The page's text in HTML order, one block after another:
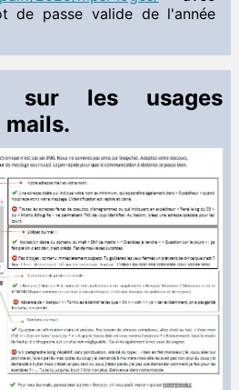
de passe valide de l'année
sur les usages
mails.